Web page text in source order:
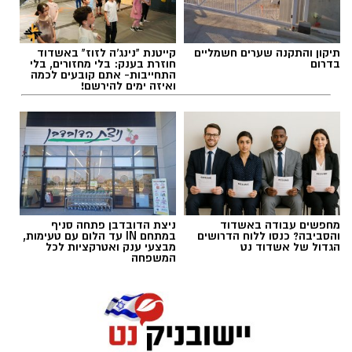
אותנו
חוקי העזר נועדו להסדיר נושאים הנוגעים ישירות
לחיי היום יום של התושבות והתושבים ולסביבה
שבה אנו חיים: שמירה על ניקיון המרחב הציבורי,
השלכת פסולת וגזם בהתאם להנחיות, מניעה
וטיפול במפגעים סביבתיים, שמירה על הסדר
יישום החוקים צפוי לסייע בצמצום מפגעי פסולת
תגים:שער הנגב אסותא
תיקון והתקנה שערים חשמליים
בדרום
קייטנת "נינג'ה לזוז" באשדוד
חוזרת בענק: בלי מחזורים, בלי
התחייבות- אתם קובעים לכמה
ואיזה ימים להירשם!
מחפשים עבודה באשדוד
והסביבה? כנסו ללוח הדרושים
הגדול של אשדוד נט
ניצת הדובדבן פתחה סניף
במתחם IN עד הלום עם טעימות,
מבצעי ענק ואטרקציות לכל
המשפחה